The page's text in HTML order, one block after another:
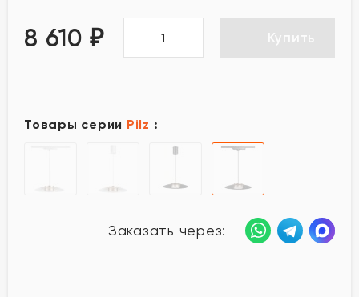
8 610 ₽ Купить
Товары серии Pilz :
Заказать через: